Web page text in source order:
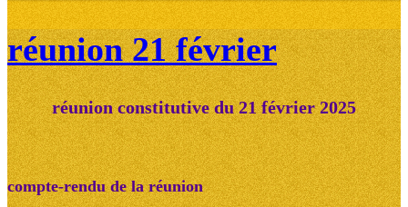
réunion 21 février
réunion constitutive du 21 février 2025
compte-rendu de la réunion